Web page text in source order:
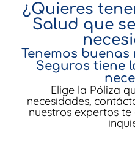
¿Quieres
Salud que
Tenemos
Seguros tiene
Elige la Póliza
necesidades,
nuestros expertos